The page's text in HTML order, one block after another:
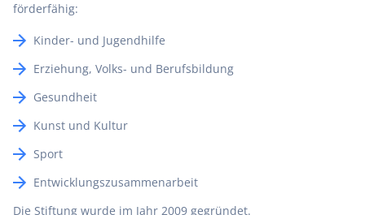
förderfähig:
Kinder- und Jugendhilfe
Erziehung, Volks- und Berufsbildung
Gesundheit
Kunst und Kultur
Sport
Entwicklungszusammenarbeit
Die Stiftung wurde im Jahr 2009 gegründet.